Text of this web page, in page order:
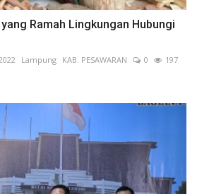
Ramah Lingkungan Hubungi
Lampung KAB. PESAWARAN 0
197